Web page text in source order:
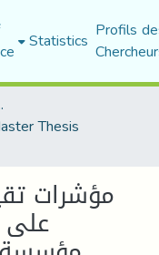
Statistics Profils
Sciences
Thesis
مؤشرات
على